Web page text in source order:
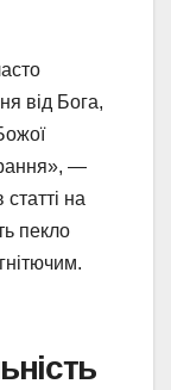
від Бога,
—
на
пекло